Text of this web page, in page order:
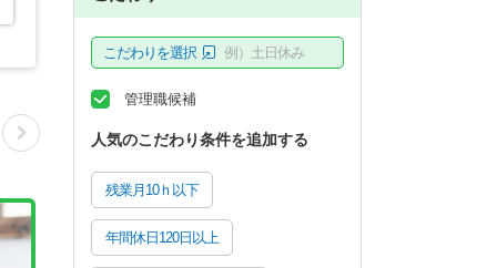
こだわりを選択 例）土日休み
管理職候補
人気のこだわり条件を追加する
残業月10ｈ以下
年間休日120日以上